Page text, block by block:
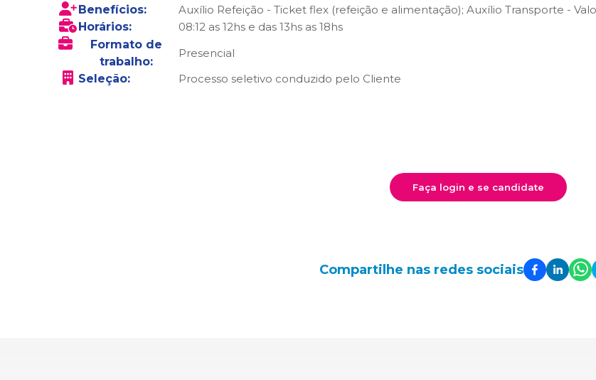
Benefícios:
Auxílio Refeição - Ticket flex (refeição e alimentação); Auxílio Transporte -
Horários:
08:12 as 12hs e das 13hs as 18hs
Formato de
trabalho:
Presencial
Seleção:
Processo seletivo conduzido pelo Cliente
Faça login e se candidate
Compartilhe nas redes sociais